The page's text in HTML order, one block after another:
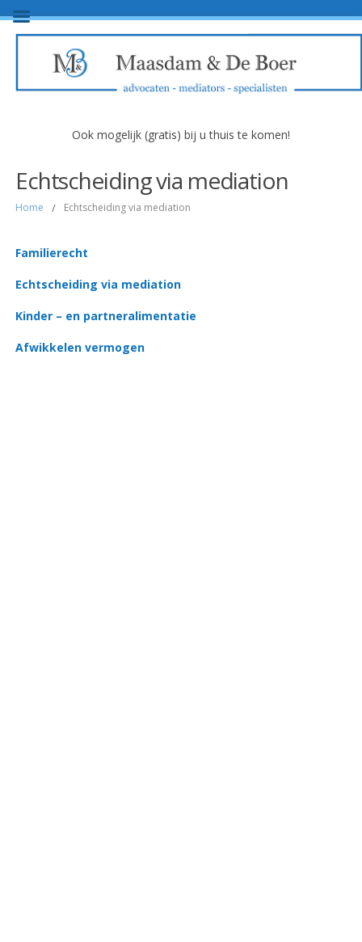
Ook mogelijk (gratis) bij u thuis te komen!
Echtscheiding via mediation
Home / Echtscheiding via mediation
Familierecht
Echtscheiding via mediation
Kinder – en partneralimentatie
Afwikkelen vermogen